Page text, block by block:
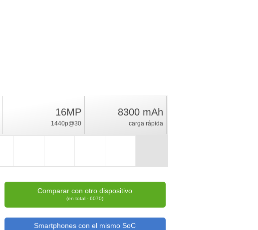
16MP
1440p@30
8300 mAh
carga rápida
Comparar con otro dispositivo
(en total - 6070)
Smartphones con el mismo SoC